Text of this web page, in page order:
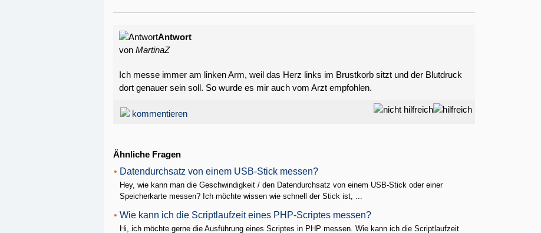
Antwort
von MartinaZ
Ich messe immer am linken Arm, weil das Herz links im Brustkorb sitzt und der Blutdruck
dort genauer sein soll. So wurde es mir auch vom Arzt empfohlen.
kommentieren
Ähnliche Fragen
• Datendurchsatz von einem USB-Stick messen?
Hey, wie kann man die Geschwindigkeit / den Datendurchsatz von einem USB-Stick oder einer
Speicherkarte messen? Ich möchte wissen wie schnell der Stick ist, ...
• Wie kann ich die Scriptlaufzeit eines PHP-Scriptes messen?
Hi, ich möchte gerne die Ausführung eines Scriptes in PHP messen. Wie kann ich die Scriptlaufzeit